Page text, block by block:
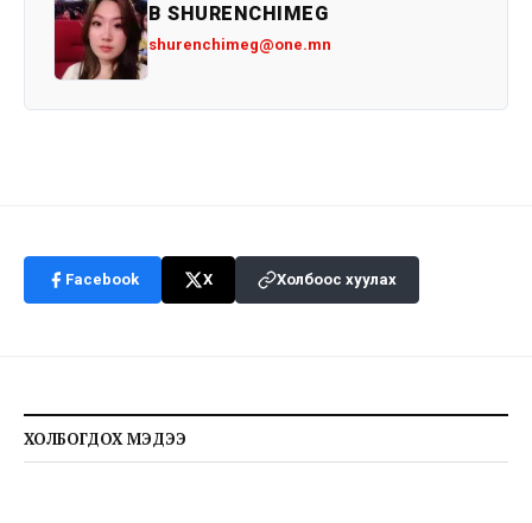
B SHURENCHIMEG
shurenchimeg@one.mn
Facebook X Холбоос хуулах
ХОЛБОГДОХ МЭДЭЭ